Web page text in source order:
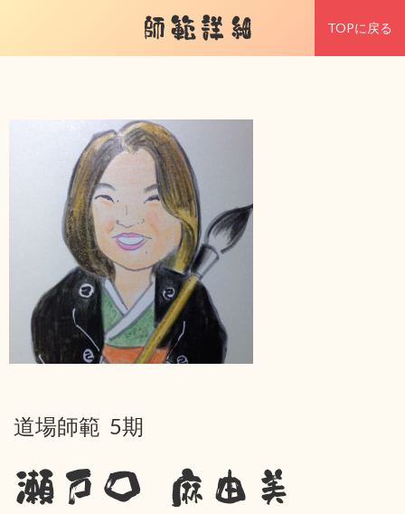
師範詳細 TOPに戻る
道場師範 5期
瀬戸口 麻由美